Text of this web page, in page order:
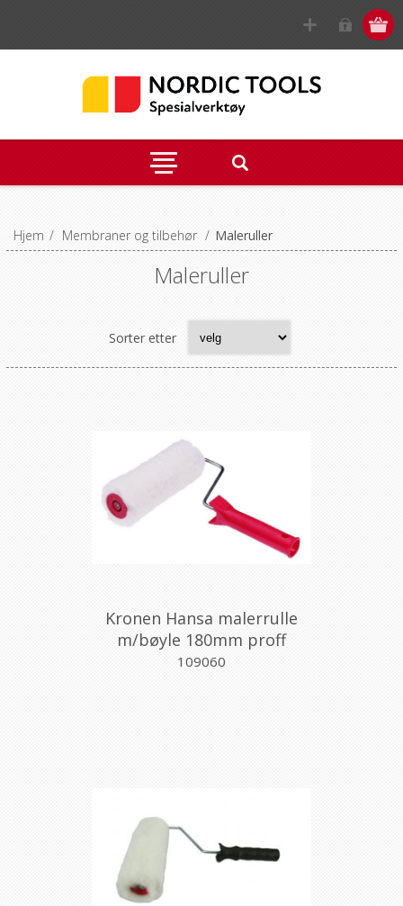
Hjem / Membraner og tilbehør / Maleruller
Maleruller
Sorter etter
Kronen Hansa malerrulle
m/bøyle 180mm proff
109060